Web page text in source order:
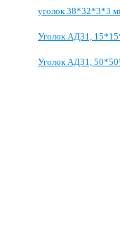
уголок 38*32*3*3
Уголок АД31,
Уголок АД31,